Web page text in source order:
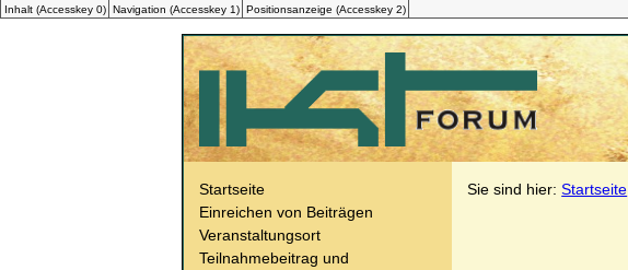
Inhalt (Accesskey0) Navigation (Accesskey1) Positionsanzeige (Accesskey2)
Startseite
Einreichen von Beiträgen
Veranstaltungsort
Teilnahmebeitrag und
Sie sind hier:Startseite